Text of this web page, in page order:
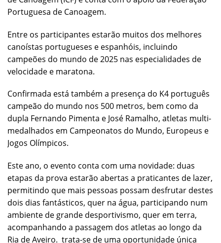
Portuguesa de Canoagem.
Entre os participantes estarão muitos dos melhores
canoístas portugueses e espanhóis, incluindo
campeões do mundo de 2025 nas especialidades de
velocidade e maratona.
Confirmada está também a presença do K4 português
campeão do mundo nos 500 metros, bem como da
dupla Fernando Pimenta e José Ramalho, atletas multi-
medalhados em Campeonatos do Mundo, Europeus e
Jogos Olímpicos.
Este ano, o evento conta com uma novidade: duas
etapas da prova estarão abertas a praticantes de lazer,
permitindo que mais pessoas possam desfrutar destes
dois dias fantásticos, quer na água, participando num
ambiente de grande desportivismo, quer em terra,
acompanhando a passagem dos atletas ao longo da
Ria de Aveiro. trata-se de uma oportunidade única